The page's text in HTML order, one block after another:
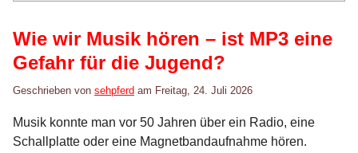
Wie wir Musik hören – ist MP3 eine
Gefahr für die Jugend?
Geschrieben von sehpferd am Freitag, 24. Juli 2026
Musik konnte man vor 50 Jahren über ein Radio, eine
Schallplatte oder eine Magnetbandaufnahme hören.